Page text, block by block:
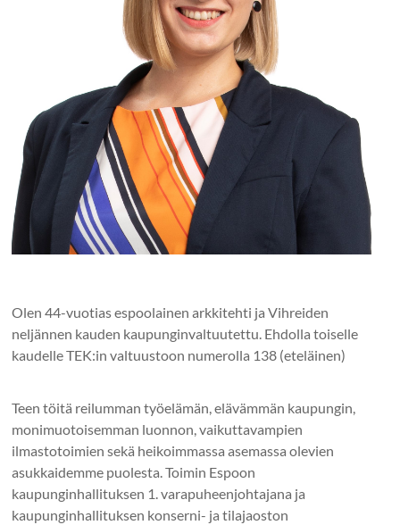
Olen 44-vuotias espoolainen arkkitehti ja Vihreiden
neljännen kauden kaupunginvaltuutettu. Ehdolla toiselle
kaudelle TEK:in valtuustoon numerolla 138 (eteläinen)
Teen töitä reilumman työelämän, elävämmän kaupungin,
monimuotoisemman luonnon, vaikuttavampien
ilmastotoimien sekä heikoimmassa asemassa olevien
asukkaidemme puolesta. Toimin Espoon
kaupunginhallituksen 1. varapuheenjohtajana ja
kaupunginhallituksen konserni- ja tilajaoston